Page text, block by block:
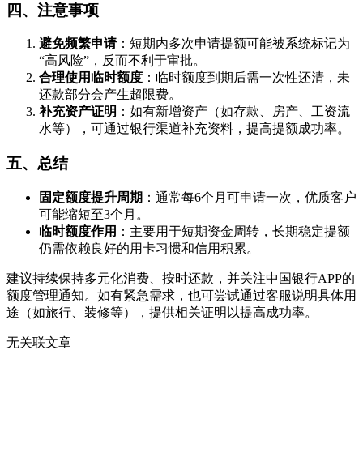
四、注意事项
避免频繁申请：短期内多次申请提额可能被系统标记为
“高风险”，反而不利于审批。
合理使用临时额度 ：临时额度到期后需一次性还清，未
还款部分会产生超限费。
补充资产证明 ：如有新增资产（如存款、房产、工资流
水等），可通过银行渠道补充资料，提高提额成功率。
五、总结
固定额度提升周期 ：通常每6个月可申请一次，优质客户
可能缩短至3个月。
临时额度作用 ：主要用于短期资金周转，长期稳定提额
仍需依赖良好的用卡习惯和信用积累。
建议持续保持多元化消费、按时还款，并关注中国银行APP的
额度管理通知。如有紧急需求，也可尝试通过客服说明具体用
途（如旅行、装修等），提供相关证明以提高成功率。
无关联文章